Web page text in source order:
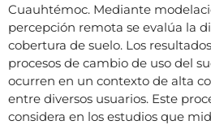
Cuauhtémoc. Mediante
percepción remota se evalúa la
cobertura de suelo. Los
procesos de cambio de uso del
ocurren en un contexto de alta
entre diversos usuarios. Este
considera en los estudios que